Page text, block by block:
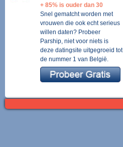
+ 85% is ouder dan 30
Snel gematcht worden met
vrouwen die ook echt serieus
willen daten? Probeer
Parship, niet voor niets is
deze datingsite uitgegroeid tot
de nummer 1 van België.